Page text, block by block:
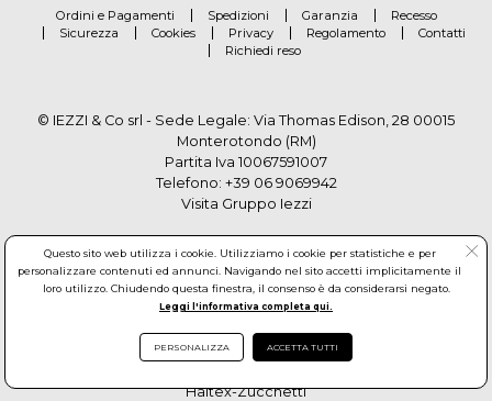
Ordini e Pagamenti Spedizioni Garanzia
Recesso
Sicurezza
Cookies Privacy Regolamento
Contatti
Richiedi reso
© IEZZI & Co srl - Sede Legale: Via Thomas Edison, 28 00015
Monterotondo (RM)
Partita Iva 10067591007
Telefono: +39 06 9069942
Visita Gruppo Iezzi
Haitex-Zucchetti
Questo sito web utilizza i cookie. Utilizziamo i cookie per statistiche e per
personalizzare contenuti ed annunci. Navigando nel sito accetti implicitamente il
loro utilizzo. Chiudendo questa finestra, il consenso è da considerarsi negato.
Leggi l'informativa completa qui.
PERSONALIZZA ACCETTA TUTTI